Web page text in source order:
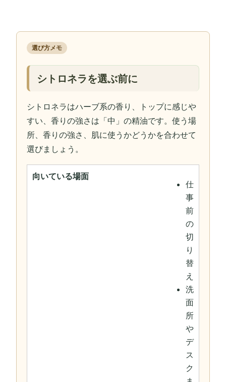
選び方メモ
シトロネラを選ぶ前に
シトロネラはハーブ系の香り、トップに感じや
すい、香りの強さは「中」の精油です。使う場
所、香りの強さ、肌に使うかどうかを合わせて
選びましょう。
向いている場面
仕
事
前
の
切
り
替
え
洗
面
所
や
デ
ス
ク